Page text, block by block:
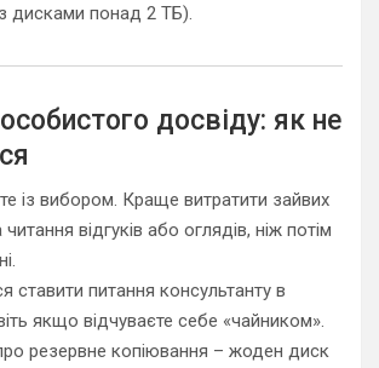
дисками понад 2 ТБ).
досвіду: як не
із вибором. Краще витратити зайвих
відгуків або оглядів, ніж потім
ставити питання консультанту в
якщо відчуваєте себе «чайником».
резервне копіювання – жоден диск